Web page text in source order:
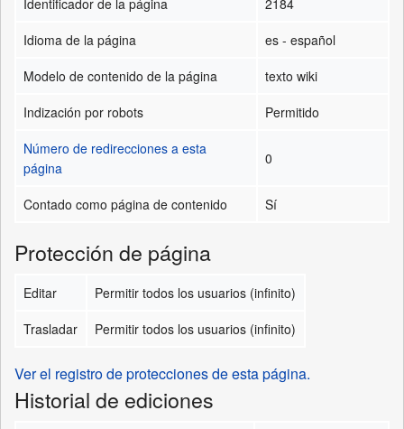
Idioma de la página
es - español
Modelo de contenido de la página
texto wiki
Indización por robots
Permitido
Número de redirecciones a esta
página
0
Contado como página de contenido Sí
Protección de página
Editar
Permitir todos los usuarios (infinito)
Trasladar
Permitir todos los usuarios (infinito)
Ver el registro de protecciones de esta página.
Historial de ediciones